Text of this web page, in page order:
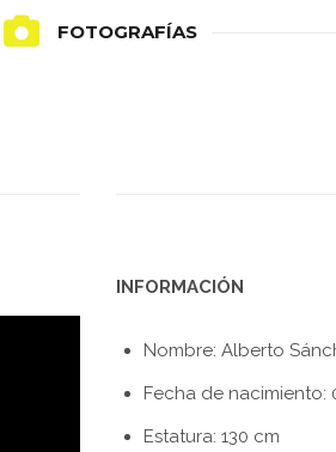
FOTOGRAFÍAS
INFORMACIÓN
Nombre: Alberto
Fecha de nacimiento:
Estatura: 130 cm